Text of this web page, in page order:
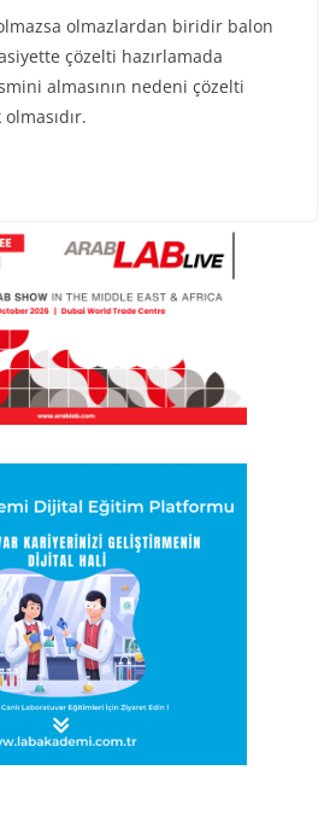
olmazlardan biridir balon
çözelti hazırlamada
almasının nedeni çözelti